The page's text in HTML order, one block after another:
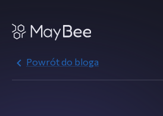
Powrót do bloga